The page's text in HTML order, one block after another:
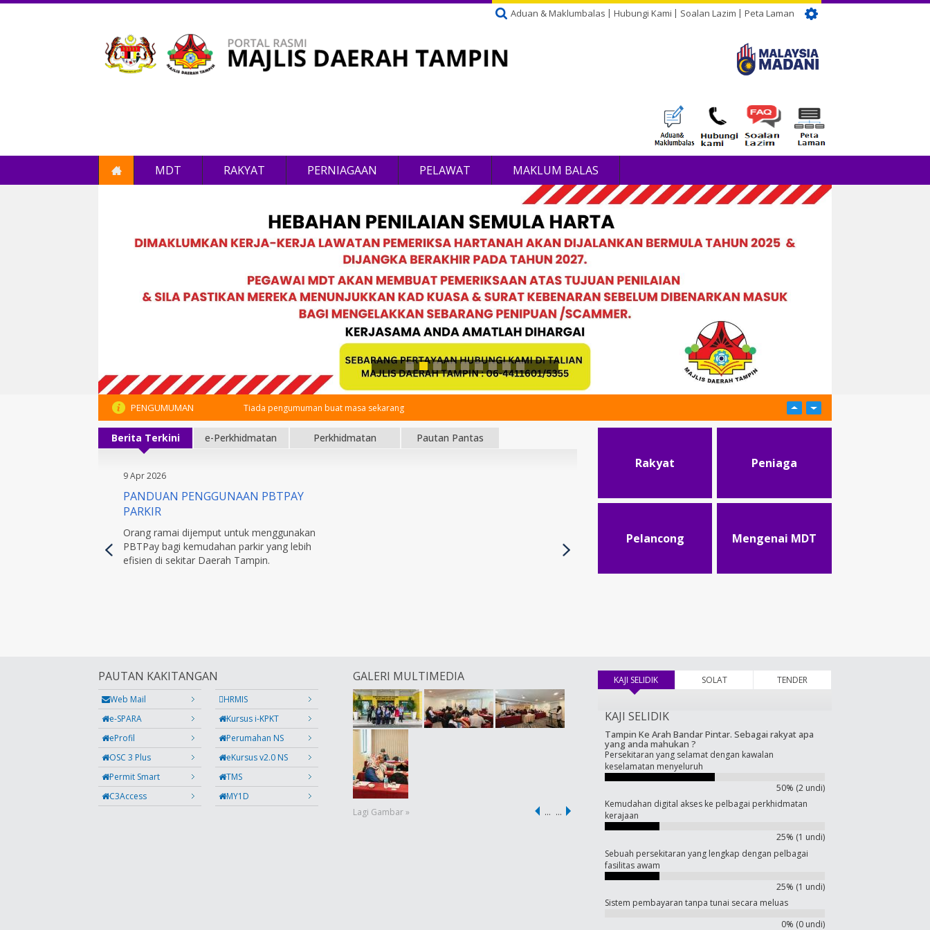
Aduan & Maklumbalas Hubungi Kami Soalan Lazim Peta Laman
MDT RAKYAT PERNIAGAAN PELAWAT MAKLUM BALAS
PENGUMUMAN Tiada pengumuman buat masa sekarang
Berita Terkini e-Perkhidmatan Perkhidmatan Pautan Pantas
9 Apr 2026
PANDUAN PENGGUNAAN PBTPAY
PARKIR
Orang ramai dijemput untuk menggunakan
PBTPay bagi kemudahan parkir yang lebih
efisien di sekitar Daerah Tampin.
Rakyat Peniaga
Pelancong Mengenai MDT
PAUTAN KAKITANGAN
Web Mail
HRMIS
e-SPARA
Kursus i-KPKT
eProfil
Perumahan NS
OSC 3 Plus
eKursus v2.0 NS
Permit Smart
TMS
C3Access
MY1D
GALERI MULTIMEDIA
Lagi Gambar » … …
KAJI SELIDIK SOLAT TENDER
KAJI SELIDIK
Tampin Ke Arah Bandar Pintar. Sebagai rakyat apa
yang anda mahukan ?
Persekitaran yang selamat dengan kawalan
keselamatan menyeluruh
50% (2 undi)
Kemudahan digital akses ke pelbagai perkhidmatan
kerajaan
25% (1 undi)
Sebuah persekitaran yang lengkap dengan pelbagai
fasilitas awam
25% (1 undi)
Sistem pembayaran tanpa tunai secara meluas
0% (0 undi)